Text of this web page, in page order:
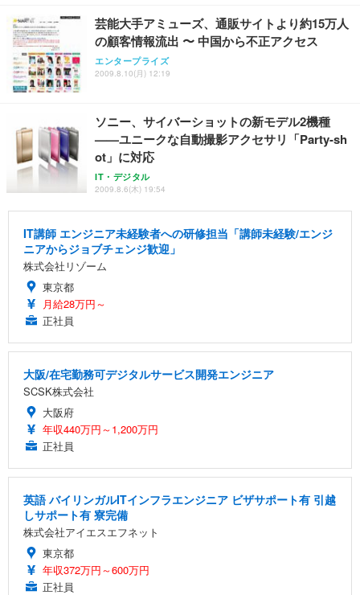
芸能大手アミューズ、通販サイトより約15万人
の顧客情報流出 〜 中国から不正アクセス
エンタープライズ
2009.8.10(月) 12:19
ソニー、サイバーショットの新モデル2機種
——ユニークな自動撮影アクセサリ「Party-sh
ot」に対応
IT・デジタル
2009.8.6(木) 19:54
IT講師 エンジニア未経験者への研修担当「講師未経験/エンジ
ニアからジョブチェンジ歓迎」
株式会社リゾーム
東京都
月給28万円～
正社員
大阪/在宅勤務可デジタルサービス開発エンジニア
SCSK株式会社
大阪府
年収440万円～1,200万円
正社員
英語 バイリンガルITインフラエンジニア ビザサポート有 引越
しサポート有 寮完備
株式会社アイエスエフネット
東京都
年収372万円～600万円
正社員